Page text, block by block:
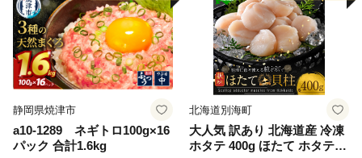
静岡県焼津市
a10-1289 ネギトロ100g×16
パック 合計1.6kg
北海道別海町
大人気 訳あり 北海道産 冷凍
ホタテ 400g ほたて ホタテ